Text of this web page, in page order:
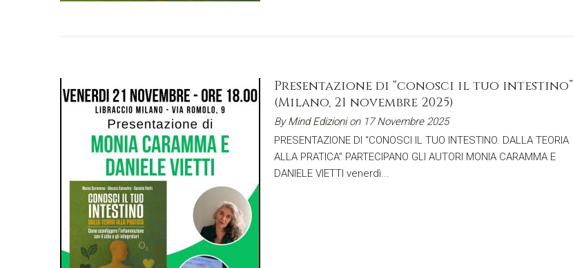
Presentazione di “conosci il tuo intestino”
(Milano, 21 novembre 2025)
ByMind Edizionion 17 Novembre 2025
PRESENTAZIONE DI “CONOSCI IL TUO INTESTINO. DALLA TEORIA
ALLA PRATICA” PARTECIPANO GLI AUTORI MONIA CARAMMA E
DANIELE VIETTI venerdì...